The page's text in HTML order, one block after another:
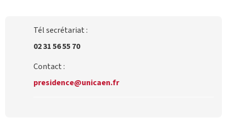
Tél secrétariat :
02 31 56 55 70
Contact :
presidence@unicaen.fr